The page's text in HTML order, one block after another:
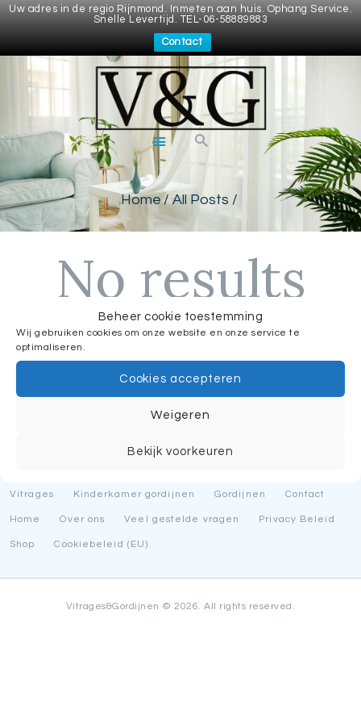
Uw adres in de regio Rijnmond. Inmeten aan huis. Ophang Service.
Snelle Levertijd. TEL-06-58889883
Contact
Beheer cookie toestemming
Wij gebruiken cookies om onze website en onze service te
optimaliseren.
Cookies accepteren
Weigeren
Bekijk voorkeuren
Home All Posts
VITRAGES & GORDIJNEN
Wij bieden gordijnen en vitrages op maat voor een betaalbare prijs.
Inmeten aan huis. Ophang Service. Snelle Prijsopgave en levertijd
VITRAGES
KINDERKAMER
GORDIJNEN
GORDIJNEN
CONTACT
OVER ONS
VEEL GESTELDE
VRAGEN
PRIVACY BELEID
COOKIEBELEID (EU)
No results
We're sorry, but your query did not match
CAN'T FIND WHAT YOU NEED? TAKE A MOMENT AND DO A
SEARCH BELOW OR START FROM
Vitrages Kinderkamer gordijnen Gordijnen Contact
Home Over ons Veel gestelde vragen Privacy Beleid
Shop Cookiebeleid (EU)
Vitrages&Gordijnen © 2026. All rights reserved.